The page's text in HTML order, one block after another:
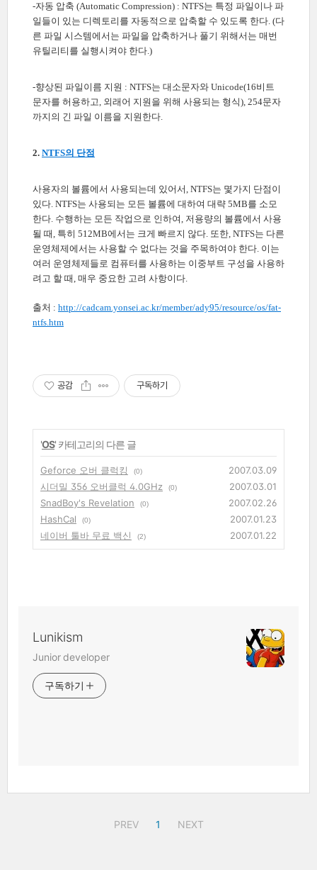
-자동 압축 (Automatic Compression) : NTFS는 특정 파일이나 파
일들이 있는 디렉토리를 자동적으로 압축할 수 있도록 한다. (다
른 파일 시스템에서는 파일을 압축하거나 풀기 위해서는 매번
유틸리티를 실행시켜야 한다.)
-향상된 파일이름 지원 : NTFS는 대소문자와 Unicode(16비트
문자를 허용하고, 외래어 지원을 위해 사용되는 형식), 254문자
까지의 긴 파일 이름을 지원한다.
2. NTFS의 단점
사용자의 볼륨에서 사용되는데 있어서, NTFS는 몇가지 단점이
있다. NTFS는 사용되는 모든 볼륨에 대하여 대략 5MB를 소모
한다. 수행하는 모든 작업으로 인하여, 저용량의 볼륨에서 사용
될 때, 특히 512MB에서는 크게 빠르지 않다. 또한, NTFS는 다른
운영체제에서는 사용할 수 없다는 것을 주목하여야 한다. 이는
여러 운영체제들로 컴퓨터를 사용하는 이중부트 구성을 사용하
려고 할 때, 매우 중요한 고려 사항이다.
출처 : http://cadcam.yonsei.ac.kr/member/ady95/resource/os/fat-
ntfs.htm
공감 구독하기
'OS' 카테고리의 다른 글
Geforce 오버 클럭킹 (0)
2007.03.09
시더밀 356 오버클럭 4.0GHz
(0)
2007.03.01
SnadBoy's Revelation
(0)
2007.02.26
HashCal
(0)
2007.01.23
네이버 툴바 무료 백신
(2) 2007.01.22
Lunikism
Junior developer
구독하기
PREV 1 NEXT